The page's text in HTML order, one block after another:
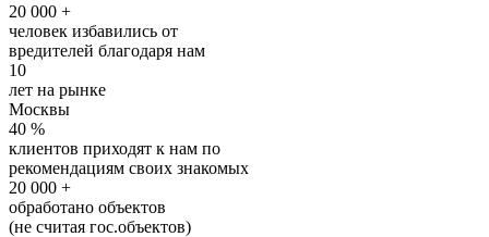
20 000 +
человек избавились от
вредителей благодаря нам
10
лет на рынке
Москвы
40 %
клиентов приходят к нам по
рекомендациям своих знакомых
20 000 +
обработано объектов
(не считая гос.объектов)